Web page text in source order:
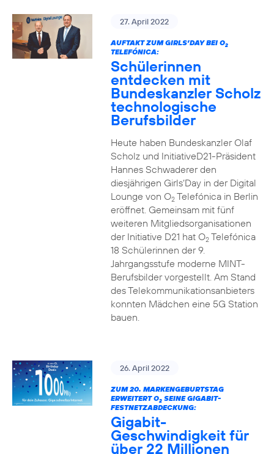
27. April 2022
AUFTAKT ZUM GIRLS’DAY BEI O2
TELEFÓNICA:
Schülerinnen
entdecken mit
Bundeskanzler Scholz
technologische
Berufsbilder
Heute haben Bundeskanzler Olaf
Scholz und InitiativeD21-Präsident
Hannes Schwaderer den
diesjährigen Girls‘Day in der Digital
Lounge von O2Telefónica in Berlin
eröffnet. Gemeinsam mit fünf
weiteren Mitgliedsorganisationen
der Initiative D21 hat O2Telefónica
18 Schülerinnen der 9.
Jahrgangsstufe moderne MINT-
Berufsbilder vorgestellt. Am Stand
des Telekommunikationsanbieters
konnten Mädchen eine 5G Station
bauen.
26. April 2022
ZUM 20. MARKENGEBURTSTAG
ERWEITERT O2SEINE GIGABIT-
FESTNETZABDECKUNG:
Gigabit-
Geschwindigkeit für
über 22 Millionen